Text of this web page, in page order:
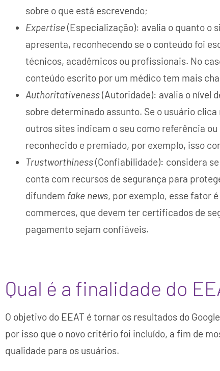
sobre o que está escrevendo;
Expertise (Especialização): avalia o quanto o
apresenta, reconhecendo se o conteúdo foi
técnicos, acadêmicos ou profissionais. No
conteúdo escrito por um médico tem mais
Authoritativeness(Autoridade): avalia o nível
sobre determinado assunto. Se o usuário
outros sites indicam o seu como referência
reconhecido e premiado, por exemplo, isso
Trustworthiness(Confiabilidade): considera
conta com recursos de segurança para
difundem fake news, por exemplo, esse fator
commerces, que devem ter certificados de
pagamento sejam confiáveis.
Qual é a finalidade do
O objetivo do EEAT é tornar os resultados do
por isso que o novo critério foi incluído, a fim de
qualidade para os usuários.